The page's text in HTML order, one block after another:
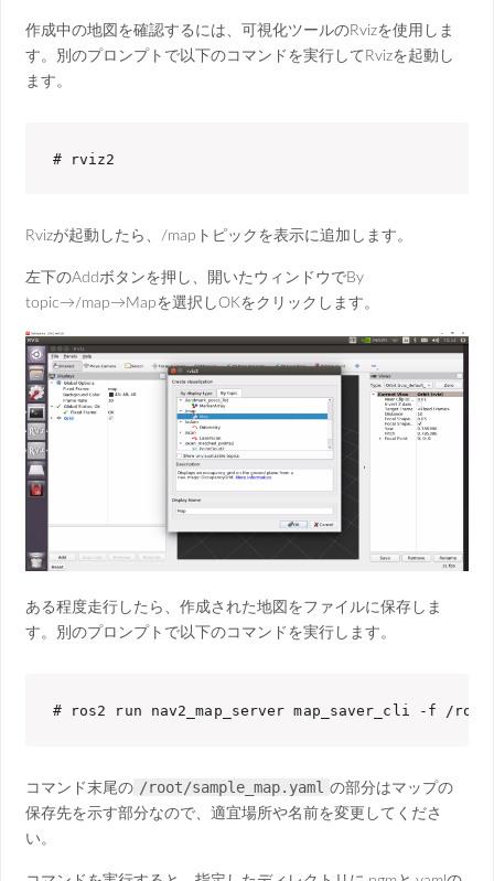
作成中の地図を確認するには、可視化ツールのRvizを使用しま
す。 別のプロンプトで以下のコマンドを実行してRvizを起動し
ます。
# rviz2
Rvizが起動したら、/mapトピックを表示に追加します。
左下のAddボタンを押し、開いたウィンドウでBy
topic→/map→Mapを選択しOKをクリックします。
ある程度走行したら、作成された地図をファイルに保存しま
す。別のプロンプトで以下のコマンドを実行します。
# ros2 run nav2_map_server map_saver_cli -f /root/
コマンド末尾の /root/sample_map.yaml の部分はマップの
保存先を示す部分なので、適宜場所や名前を変更してくださ
い。